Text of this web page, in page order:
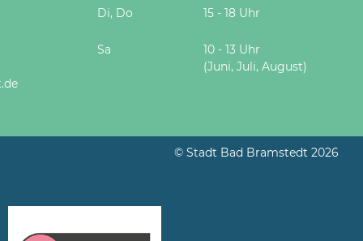
Di, Do 15 - 18 Uhr
Sa
10 - 13 Uhr
(Juni, Juli, August)
© Stadt Bad Bramstedt 2026